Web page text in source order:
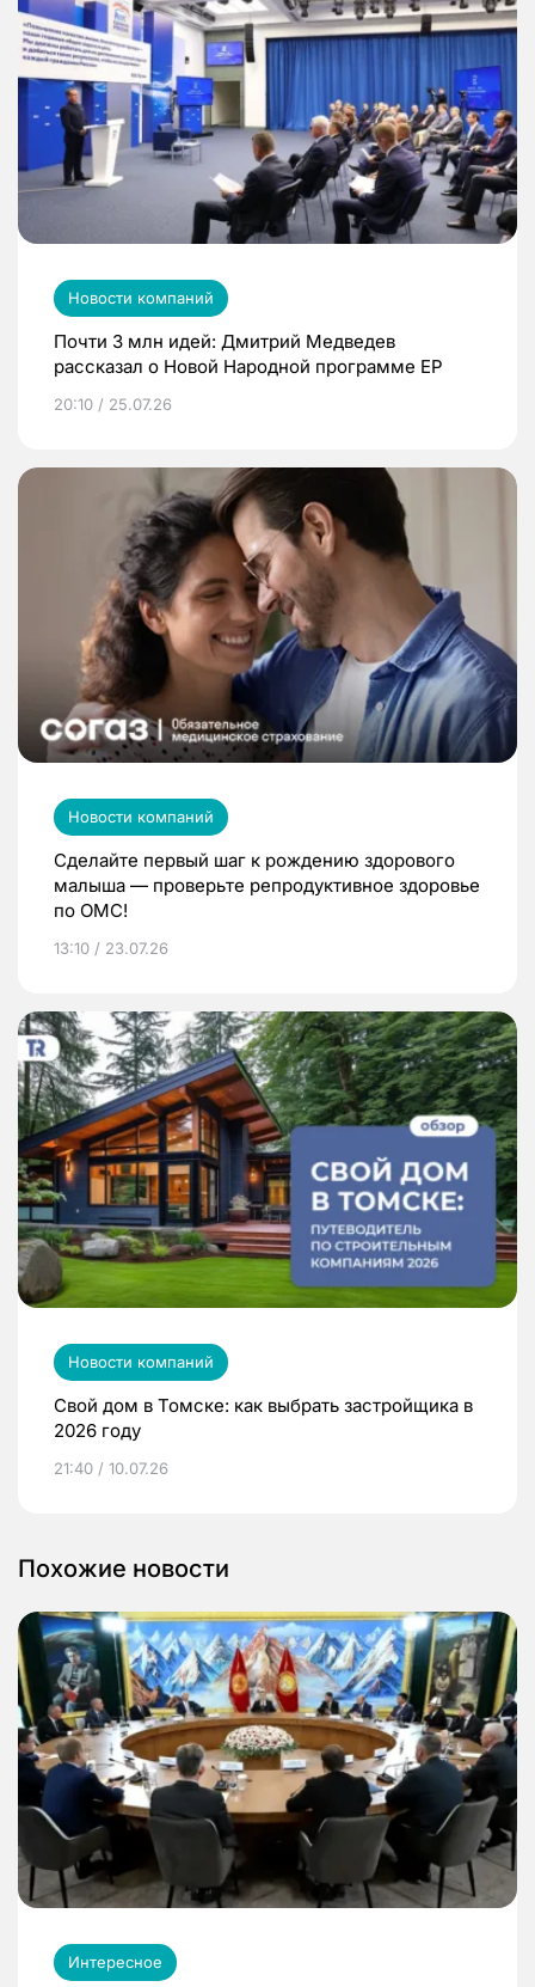
Новости компаний
Почти 3 млн идей: Дмитрий Медведев
рассказал о Новой Народной программе ЕР
20:10 / 25.07.26
Новости компаний
Сделайте первый шаг к рождению здорового
малыша — проверьте репродуктивное здоровье
по ОМС!
13:10 / 23.07.26
Новости компаний
Свой дом в Томске: как выбрать застройщика в
2026 году
21:40 / 10.07.26
Похожие новости
Интересное